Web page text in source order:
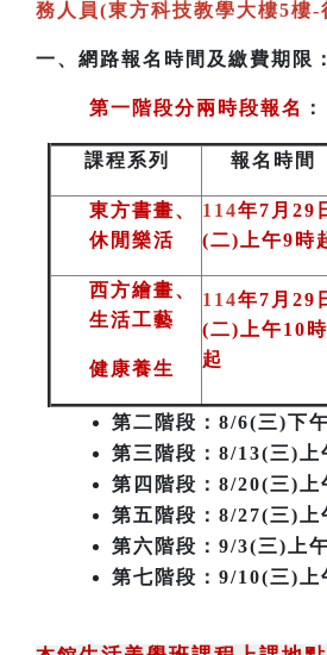
務人員(東方科技教學大樓5樓-
一、 網路報名時間及繳費期限：
第一階段分兩時段報名 ：
課程系列 報名時間
東方書畫、
休閒樂活
114年7月29
(二)上午9時
西方繪畫、
生活工藝
健康養生
114年7月29
(二)上午10時
起
第二階段 ：8/6(三)下
第三階段 ：8/13(三)
第四階段：8/20(三)上
第五階段：8/27(三)上
第六階段：9/3(三)上
第七階段：9/10(三)上